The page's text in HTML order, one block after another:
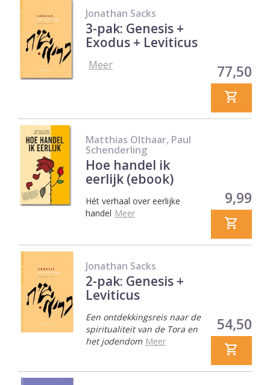
Jonathan Sacks
3-pak: Genesis +
Exodus + Leviticus
Meer Prijs
77,50
Matthias Olthaar, Paul
Schenderling
Hoe handel ik
eerlijk (ebook)
Hét verhaal over eerlijke
handel Meer
Prijs
9,99
Jonathan Sacks
2-pak: Genesis +
Leviticus
Een ontdekkingsreis naar de
spiritualiteit van de Tora en
het jodendom Meer
Prijs
54,50